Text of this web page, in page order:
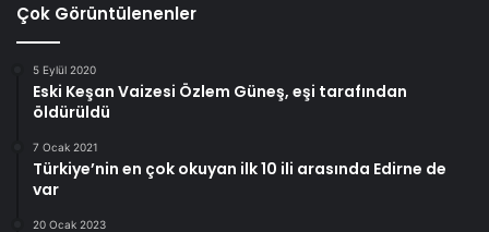
Çok Görüntülenenler
5 Eylül 2020
Eski Keşan Vaizesi Özlem Güneş, eşi tarafından
öldürüldü
7 Ocak 2021
Türkiye’nin en çok okuyan ilk 10 ili arasında Edirne de
var
20 Ocak 2023